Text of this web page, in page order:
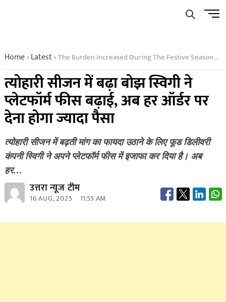
Menu
Home»Latest»The Burden Increased During The Festive Season Swiggy Increased The Platform Fee Now You Will Have To Pay More Money On Every Order
त्योहारी सीजन में बढ़ा बोझ स्विगी ने
प्लेटफॉर्म फीस बढ़ाई, अब हर ऑर्डर पर
देना होगा ज्यादा पैसा
त्योहारी सीजन में बढ़ती मांग का फायदा उठाने के लिए फूड डिलीवरी
कंपनी स्विगी ने अपने प्लेटफॉर्म फीस में इजाफा कर दिया है। अब
हर…
उत्तरा न्यूज टीम
16 AUG, 2025 11:55 AM